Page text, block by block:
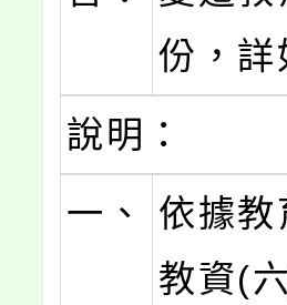
份，詳
說明：
一、
依據
教資(